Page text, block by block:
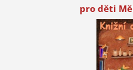
pro děti